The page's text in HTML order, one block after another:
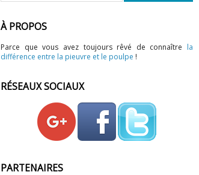
À PROPOS
Parce que vous avez toujours rêvé de connaître la
différence entre la pieuvre et le poulpe !
RÉSEAUX SOCIAUX
PARTENAIRES